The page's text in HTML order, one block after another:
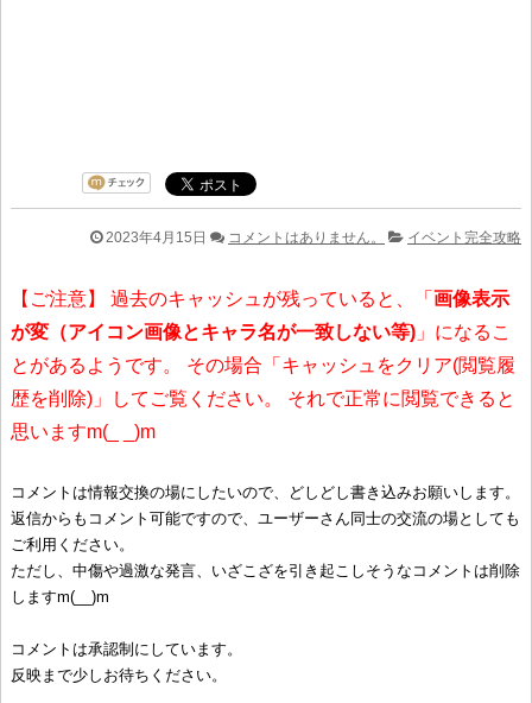
2023年4月15日 コメントはありません。 イベント完全攻略
【ご注意】 過去のキャッシュが残っていると、「 画像表示
が変（アイコン画像とキャラ名が一致しない等) 」になるこ
とがあるようです。 その場合「キャッシュをクリア(閲覧履
歴を削除)」してご覧ください。 それで正常に閲覧できると
思いますm(_ _)m
コメントは情報交換の場にしたいので、どしどし書き込みお願いします。
返信からもコメント可能ですので、ユーザーさん同士の交流の場としても
ご利用ください。
ただし、中傷や過激な発言、いざこざを引き起こしそうなコメントは削除
しますm(__)m
コメントは承認制にしています。
反映まで少しお待ちください。